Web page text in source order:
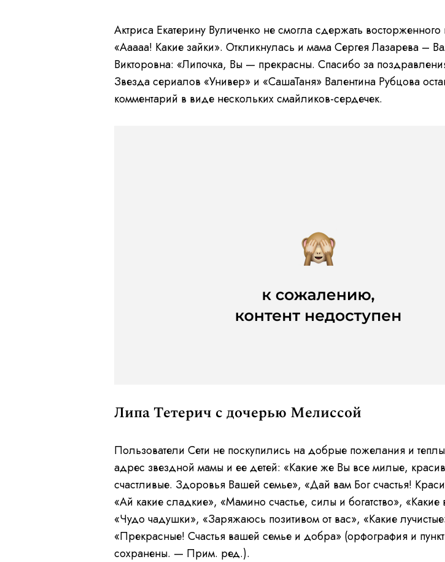
Актриса Екатерину Вуличенко не смогла сдержать
«Ааааа! Какие зайки». Откликнулась и мама Сергея Лазарева –
Викторовна: «Липочка, Вы — прекрасны. Спасибо за
Звезда сериалов «Универ» и «СашаТаня» Валентина Рубцова
комментарий в виде нескольких смайликов-сердечек.
Липа Тетерич с дочерью Мелиссой
Пользователи Сети не поскупились на добрые пожелания и
адрес звездной мамы и ее детей: «Какие же Вы все милые,
счастливые. Здоровья Вашей семье», «Дай вам Бог счастья!
«Ай какие сладкие», «Мамино счастье, силы и богатство», «Какие
«Чудо чадушки», «Заряжаюсь позитивом от вас», «Какие
«Прекрасные! Счастья вашей семье и добра» (орфография и
сохранены. — Прим. ред.).